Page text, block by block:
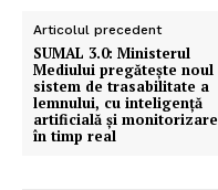
Articolul precedent
SUMAL 3.0: Ministerul
Mediului pregătește noul
sistem de trasabilitate a
lemnului, cu inteligență
artificială și monitorizare
în timp real